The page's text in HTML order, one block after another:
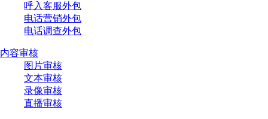
呼入客服外包
电话营销外包
电话调查外包
内容审核
图片审核
文本审核
录像审核
直播审核